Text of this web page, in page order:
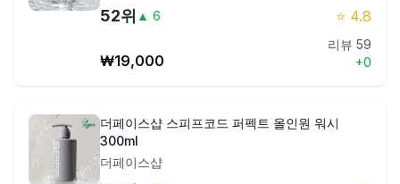
52위 ▲ 6 ⭐ 4.8
₩19,000
리뷰 59
+0
더페이스샵 스피프코드 퍼펙트 올인원 워시
300ml
더페이스샵